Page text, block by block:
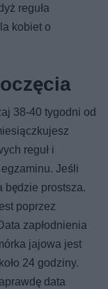
reguła
kobiet o
38-40 tygodni od
reguł i
Jeśli
będzie prostsza.
poprzez
zapłodnienia
jajowa jest
24 godziny.
data